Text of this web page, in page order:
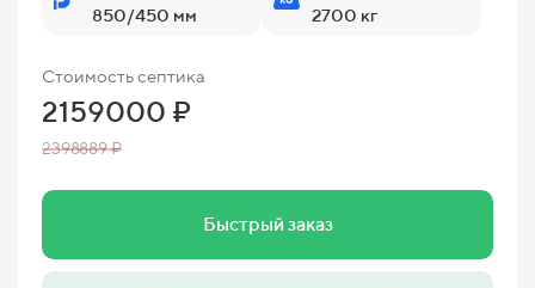
850/450 мм 2700 кг
Стоимость септика
2159000 ₽
2398889 ₽
Быстрый заказ